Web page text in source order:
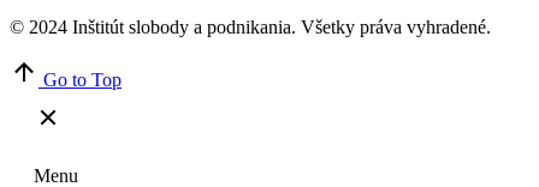
© 2024 Inštitút slobody a podnikania. Všetky práva vyhradené.
Go to Top
Menu